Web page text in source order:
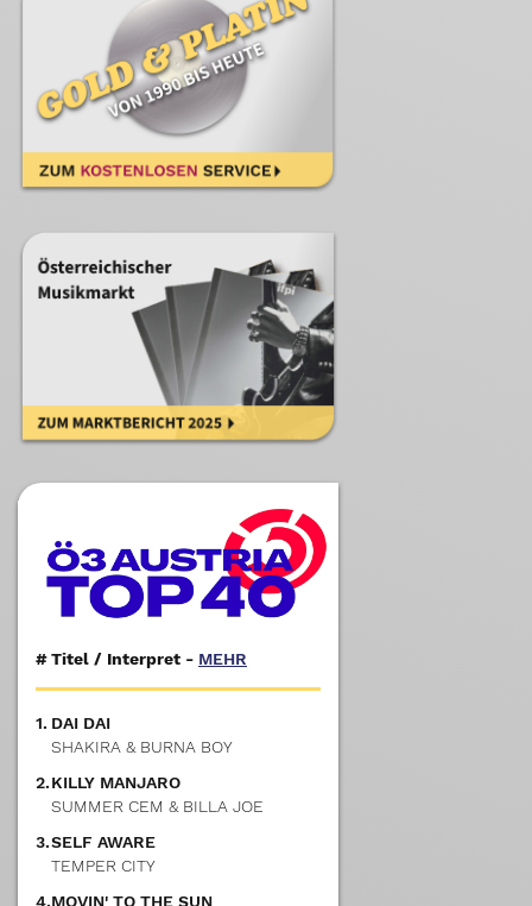
#Titel / Interpret - MEHR
1. DAI DAI
SHAKIRA & BURNA BOY
2.KILLY MANJARO
SUMMER CEM & BILLA JOE
3.SELF AWARE
TEMPER CITY
4.MOVIN' TO THE SUN